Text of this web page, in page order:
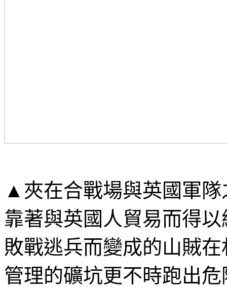
▲ 夾在合戰場與英國軍
靠著與英國人貿易而得
敗戰逃兵而變成的山賊
管理的礦坑更不時跑出